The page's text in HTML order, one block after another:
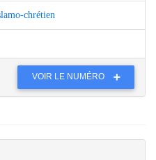
chrétien
VOIR LE NUMÉRO